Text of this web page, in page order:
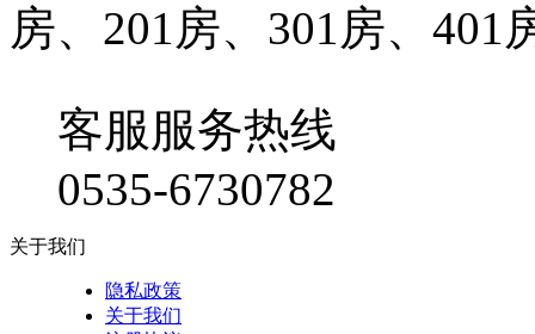
房、201房、301房、401
客服服务热线
0535-6730782
关于我们
隐私政策
关于我们